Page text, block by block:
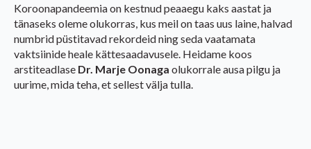
Koroonapandeemia on kestnud peaaegu kaks aastat ja
tänaseks oleme olukorras, kus meil on taas uus laine, halvad
numbrid püstitavad rekordeid ning seda vaatamata
vaktsiinide heale kättesaadavusele. Heidame koos
arstiteadlase Dr. Marje Oonaga olukorrale ausa pilgu ja
uurime, mida teha, et sellest välja tulla.